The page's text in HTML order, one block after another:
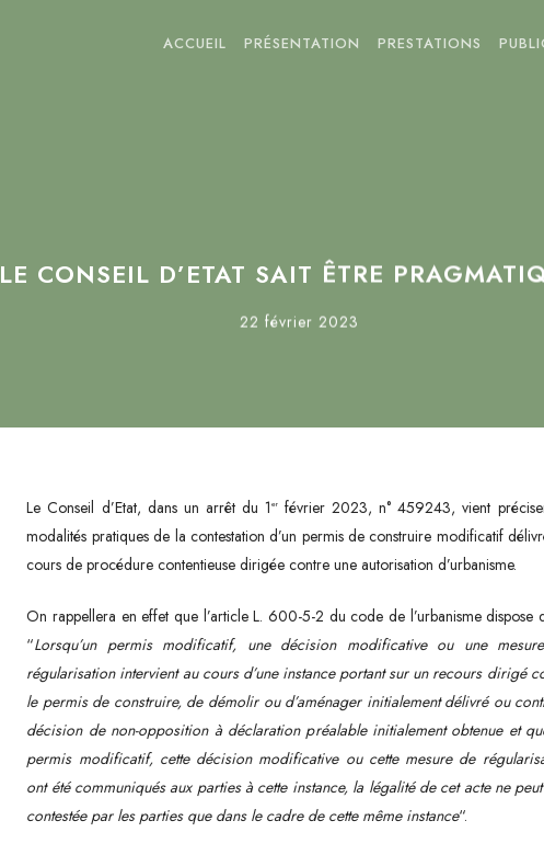
ACCUEIL PRÉSENTATION PRESTATIONS
LE CONSEIL D’ETAT SAIT ÊTRE
22 février 2023
Le Conseil d’Etat, dans un arrêt du 1 er février 2023, n° 459243, vient
modalités pratiques de la contestation d’un permis de construire modificatif
cours de procédure contentieuse dirigée contre une autorisation d’urbanisme.
On rappellera en effet que l’article L. 600-5-2 du code de l’urbanisme dispose
“Lorsqu’un permis modificatif, une décision modificative ou une
régularisation intervient au cours d’une instance portant sur un recours dirigé
le permis de construire, de démolir ou d’aménager initialement délivré ou
décision de non-opposition à déclaration préalable initialement obtenue et
permis modificatif, cette décision modificative ou cette mesure de
ont été communiqués aux parties à cette instance, la légalité de cet acte ne
contestée par les parties que dans le cadre de cette même instance“.